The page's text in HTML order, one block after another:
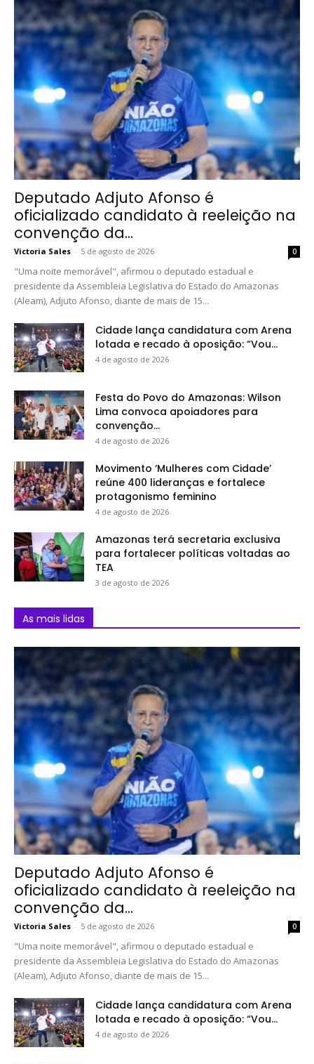
Deputado Adjuto Afonso é
oficializado candidato à reeleição na
convenção da...
Victoria Sales - 5 de agosto de 2026 0
"Uma noite memorável", afirmou o deputado estadual e
presidente da Assembleia Legislativa do Estado do Amazonas
(Aleam), Adjuto Afonso, diante de mais de 15...
Cidade lança candidatura com Arena
lotada e recado à oposição: “Vou...
4 de agosto de 2026
Festa do Povo do Amazonas: Wilson
Lima convoca apoiadores para
convenção...
4 de agosto de 2026
Movimento ‘Mulheres com Cidade’
reúne 400 lideranças e fortalece
protagonismo feminino
4 de agosto de 2026
Amazonas terá secretaria exclusiva
para fortalecer políticas voltadas ao
TEA
3 de agosto de 2026
As mais lidas
Deputado Adjuto Afonso é
oficializado candidato à reeleição na
convenção da...
Victoria Sales - 5 de agosto de 2026 0
"Uma noite memorável", afirmou o deputado estadual e
presidente da Assembleia Legislativa do Estado do Amazonas
(Aleam), Adjuto Afonso, diante de mais de 15...
Cidade lança candidatura com Arena
lotada e recado à oposição: “Vou...
4 de agosto de 2026